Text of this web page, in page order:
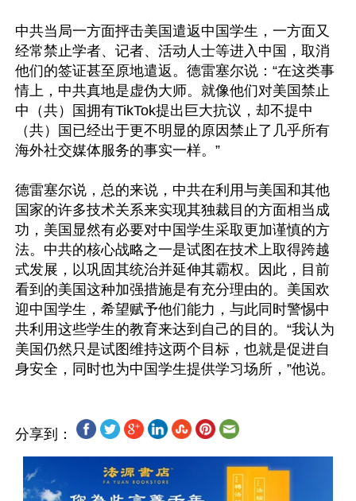
中共当局一方面抨击美国遣返中国学生，一方面又
经常禁止学者、记者、活动人士等进入中国，取消
他们的签证甚至原地遣返。德雷塞尔说：“在这类事
情上，中共真地是虚伪大师。就像他们对美国禁止
中（共）国拥有TikTok提出巨大抗议，却不提中
（共）国已经出于更不明显的原因禁止了几乎所有
海外社交媒体服务的事实一样。”
德雷塞尔说，总的来说，中共在利用与美国和其他
国家的许多技术关系来实现其独裁目的方面相当成
功，美国显然有必要对中国学生采取更加谨慎的方
法。中共的核心战略之一是试图在技术上取得跨越
式发展，以巩固其统治并延伸其霸权。因此，目前
看到的美国这种加强措施是有充分理由的。美国欢
迎中国学生，希望赋予他们能力，与此同时警惕中
共利用这些学生的教育来达到自己的目的。“我认为
美国仍然只是试图维持这两个目标，也就是促进自
分享到：